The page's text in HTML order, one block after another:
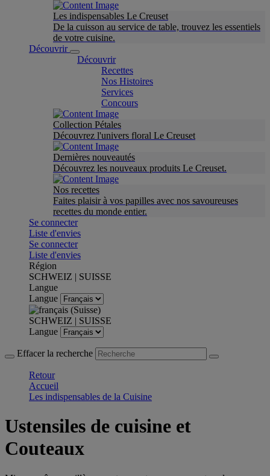
Les indispensables Le Creuset
De la cuisson au service de table, trouvez les essentiels
de votre cuisine.
Découvrir
Découvrir
Recettes
Nos Histoires
Services
Concours
Collection Pétales
Découvrez l'univers floral Le Creuset
Dernières nouveautés
Découvrez les nouveaux produits Le Creuset.
Nos recettes
Faites plaisir à vos papilles avec nos savoureuses
recettes du monde entier.
Se connecter
Liste d'envies
Se connecter
Liste d'envies
Région
SCHWEIZ | SUISSE
Langue
Langue
SCHWEIZ | SUISSE
Langue
Effacer la recherche
Retour
Accueil
Les indispensables de la Cuisine
Ustensiles de cuisine et
Couteaux